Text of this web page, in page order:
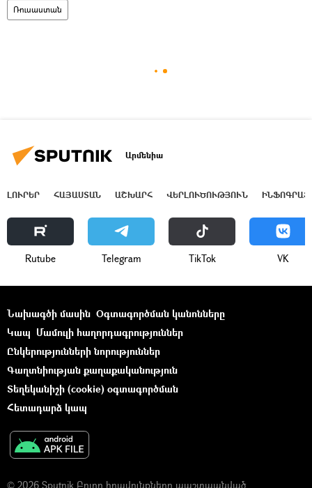
Ռուսաստան
Արմենիա
ԼՈՒՐԵՐ ՀԱՅԱՍՏԱՆ ԱՇԽԱՐՀ ՎԵՐԼՈՒԾՈՒԹՅՈՒՆ
Rutube Telegram ТikТоk VK
Նախագծի մասին Օգտագործման կանոնները
Կապ Մամուլի հաղորդագրություններ
Ընկերությունների նորություններ
Գաղտնիության քաղաքականություն
Տեղեկանիշի (cookie) օգտագործման
Հետադարձ կապ
© 2026 Sputnik Բոլոր իրավունքները պաշտպանված